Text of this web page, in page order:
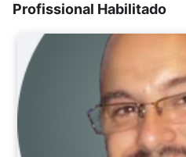
Profissional Habilitado